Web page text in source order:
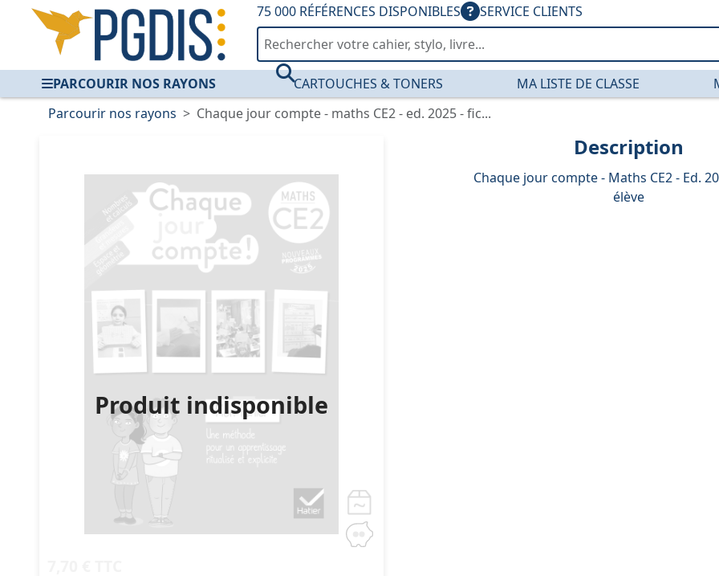
75 000 RÉFÉRENCES DISPONIBLES SERVICE CLIENTS
PARCOURIR NOS RAYONS CARTOUCHES & TONERS MA LISTE DE CLASSE
Parcourir nos rayons
Chaque jour compte - maths CE2 - ed. 2025 - fic...
Produit indisponible
Description
Chaque jour compte - Maths CE2 - Ed.
élève